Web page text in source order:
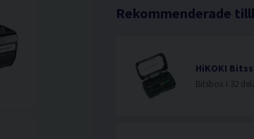
Rekommenderade
HiKOKI
Bitsbox i 32